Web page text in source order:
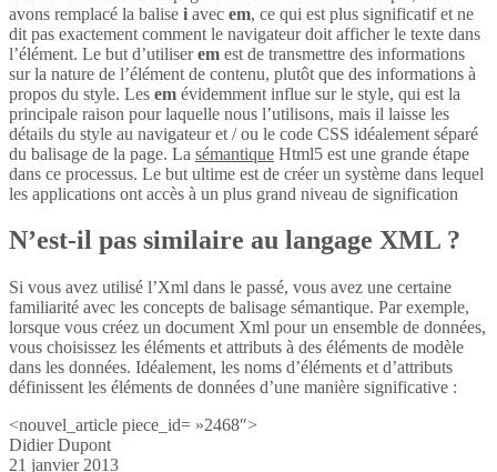
avons remplacé la balise i avec em, ce qui est plus significatif et ne
dit pas exactement comment le navigateur doit afficher le texte dans
l’élément. Le but d’utiliserem est de transmettre des informations
sur la nature de l’élément de contenu, plutôt que des informations à
propos du style. Les em évidemment influe sur le style, qui est la
principale raison pour laquelle nous l’utilisons, mais il laisse les
détails du style au navigateur et / ou le code CSS idéalement séparé
du balisage de la page. La sémantique Html5 est une grande étape
dans ce processus. Le but ultime est de créer un système dans lequel
les applications ont accès à un plus grand niveau de signification
N’est-il pas similaire au langage XML ?
Si vous avez utilisé l’Xml dans le passé, vous avez une certaine
familiarité avec les concepts de balisage sémantique. Par exemple,
lorsque vous créez un document Xml pour un ensemble de données,
vous choisissez les éléments et attributs à des éléments de modèle
dans les données. Idéalement, les noms d’éléments et d’attributs
définissent les éléments de données d’une manière significative :
<nouvel_article piece_id= »2468″>
Didier Dupont
21 janvier 2013